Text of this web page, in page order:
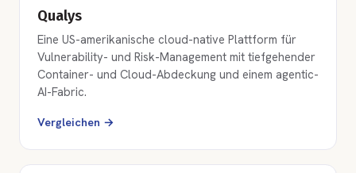
Qualys
Eine US-amerikanische cloud-native Plattform für
Vulnerability- und Risk-Management mit tiefgehender
Container- und Cloud-Abdeckung und einem agentic-
AI-Fabric.
Vergleichen →